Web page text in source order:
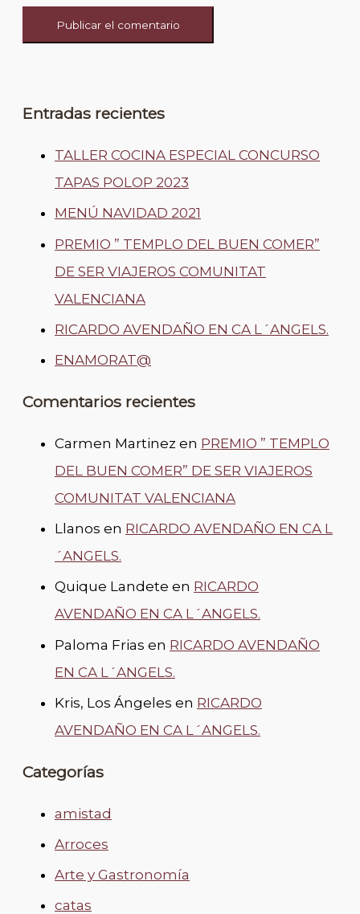
Entradas recientes
TALLER COCINA ESPECIAL CONCURSO
TAPAS POLOP 2023
MENÚ NAVIDAD 2021
PREMIO ” TEMPLO DEL BUEN COMER”
DE SER VIAJEROS COMUNITAT
VALENCIANA
RICARDO AVENDAÑO EN CA L´ANGELS.
ENAMORAT@
Comentarios recientes
Carmen Martinez en PREMIO ” TEMPLO
DEL BUEN COMER” DE SER VIAJEROS
COMUNITAT VALENCIANA
Llanos en RICARDO AVENDAÑO EN CA L
´ANGELS.
Quique Landete en RICARDO
AVENDAÑO EN CA L´ANGELS.
Paloma Frias en RICARDO AVENDAÑO
EN CA L´ANGELS.
Kris, Los Ángeles en RICARDO
AVENDAÑO EN CA L´ANGELS.
Categorías
amistad
Arroces
Arte y Gastronomía
catas